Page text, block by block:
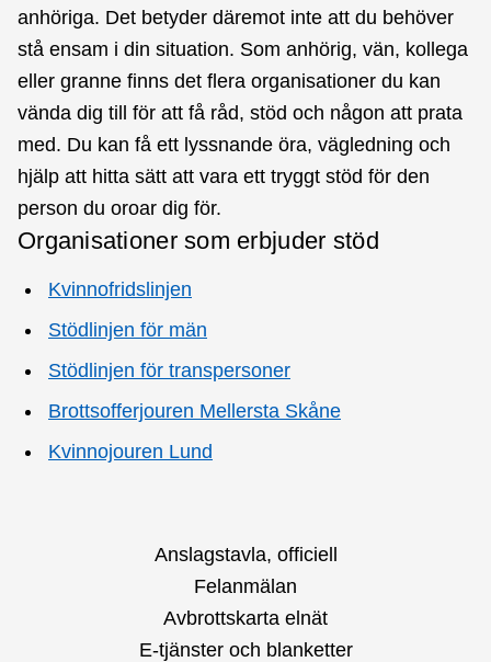
anhöriga. Det betyder däremot inte att du behöver
stå ensam i din situation. Som anhörig, vän, kollega
eller granne finns det flera organisationer du kan
vända dig till för att få råd, stöd och någon att prata
med. Du kan få ett lyssnande öra, vägledning och
hjälp att hitta sätt att vara ett tryggt stöd för den
person du oroar dig för.
Organisationer som erbjuder stöd
Kvinnofridslinjen
Stödlinjen för män
Stödlinjen för transpersoner
Brottsofferjouren Mellersta Skåne
Kvinnojouren Lund
Anslagstavla, officiell
Felanmälan
Avbrottskarta elnät
E-tjänster och blanketter